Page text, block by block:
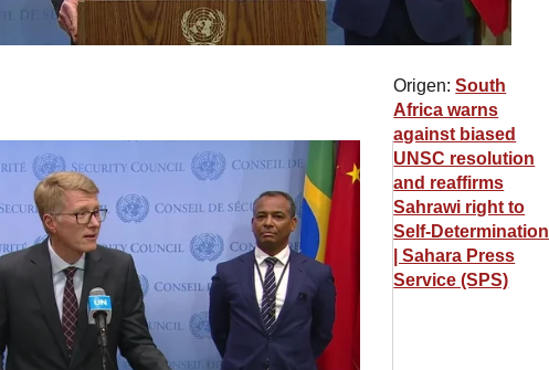
Origen:South
Africa warns
against biased
UNSC resolution
and reaffirms
Sahrawi right to
Self-Determination
| Sahara Press
Service (SPS)